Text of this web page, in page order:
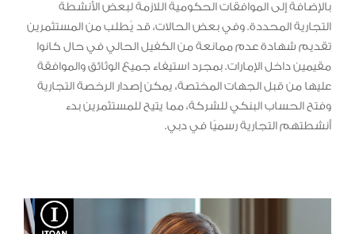
بالإضافة إلى الموافقات الحكومية اللازمة لبعض الأنشطة
التجارية المحددة. وفي بعض الحالات، قد يُطلب من المستثمرين
تقديم شهادة عدم ممانعة من الكفيل الحالي في حال كانوا
مقيمين داخل الإمارات. بمجرد استيفاء جميع الوثائق والموافقة
عليها من قبل الجهات المختصة، يمكن إصدار الرخصة التجارية
وفتح الحساب البنكي للشركة، مما يتيح للمستثمرين بدء
أنشطتهم التجارية رسميًا في دبي.